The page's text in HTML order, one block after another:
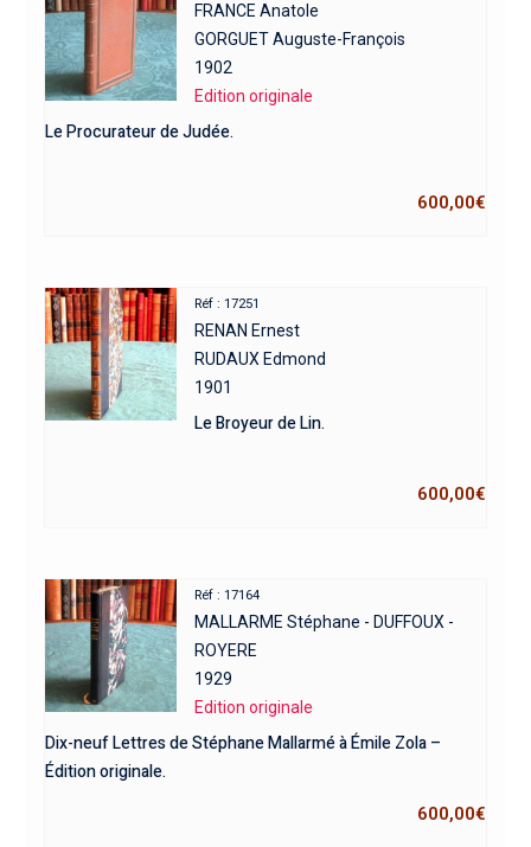
FRANCE Anatole
GORGUET Auguste-François
1902
Edition originale
Le Procurateur de Judée.
600,00€
Réf : 17251
RENAN Ernest
RUDAUX Edmond
1901
Le Broyeur de Lin.
600,00€
Réf : 17164
MALLARME Stéphane - DUFFOUX -
ROYERE
1929
Edition originale
Dix-neuf Lettres de Stéphane Mallarmé à Émile Zola –
Édition originale.
600,00€